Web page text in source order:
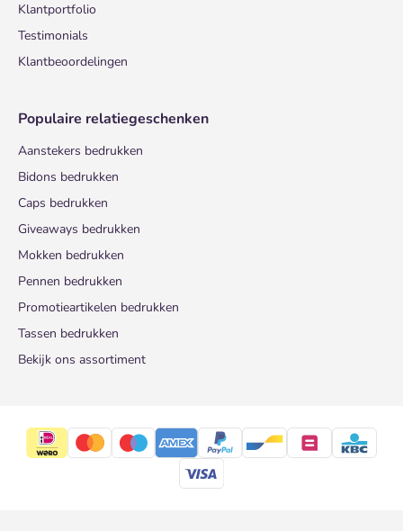
Klantportfolio
Testimonials
Klantbeoordelingen
Populaire relatiegeschenken
Aanstekers bedrukken
Bidons bedrukken
Caps bedrukken
Giveaways bedrukken
Mokken bedrukken
Pennen bedrukken
Promotieartikelen bedrukken
Tassen bedrukken
Bekijk ons assortiment